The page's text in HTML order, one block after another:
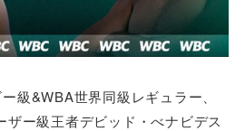
級&WBA世界同級レギュラー、
ー級王者デビッド・べナビデス